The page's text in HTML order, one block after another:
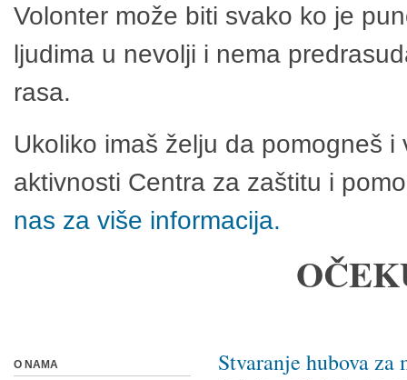
Volonter može biti svako ko je
ljudima u nevolji i nema
rasa.
Ukoliko imaš želju da pomogneš
aktivnosti Centra za zaštitu i
nas za više informacija.
Stvaranje hubova za
O NAMA